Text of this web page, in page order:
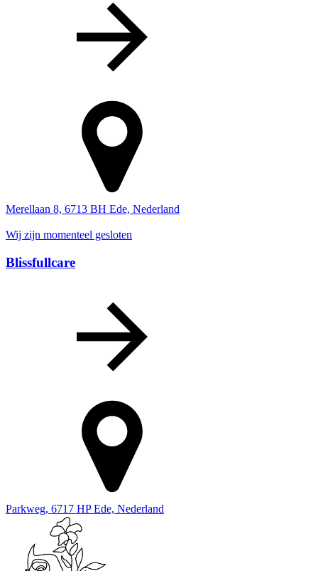
Merellaan 8, 6713 BH Ede, Nederland
Wij zijn momenteel gesloten
Blissfullcare
Parkweg, 6717 HP Ede, Nederland